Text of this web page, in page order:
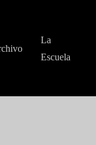
La
Escuela